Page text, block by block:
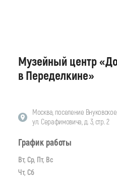
Музейный центр
в Переделкине»
Москва, поселение
ул. Серафимовича, д. 3, стр. 2
График работы
Вт, Ср, Пт, Вс
Чт, Сб